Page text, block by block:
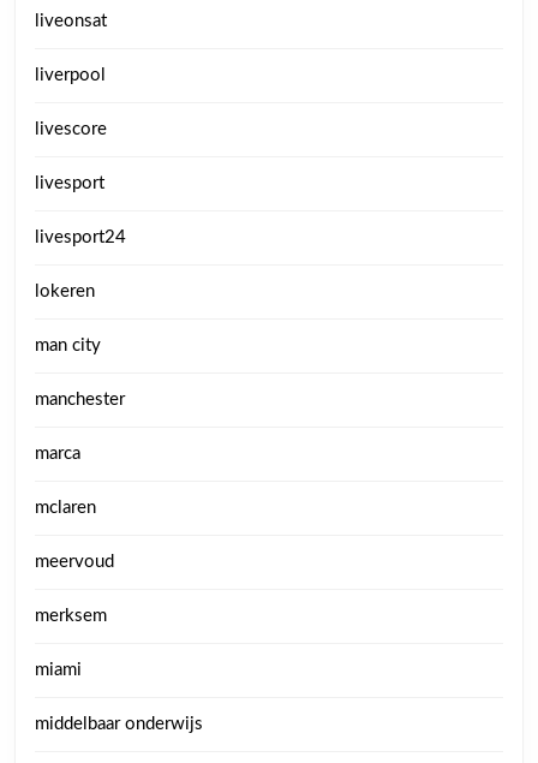
liveonsat
liverpool
livescore
livesport
livesport24
lokeren
man city
manchester
marca
mclaren
meervoud
merksem
miami
middelbaar onderwijs